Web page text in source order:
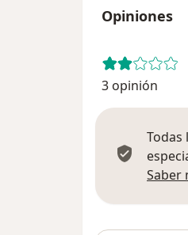
Opiniones
3 opinión
Saber